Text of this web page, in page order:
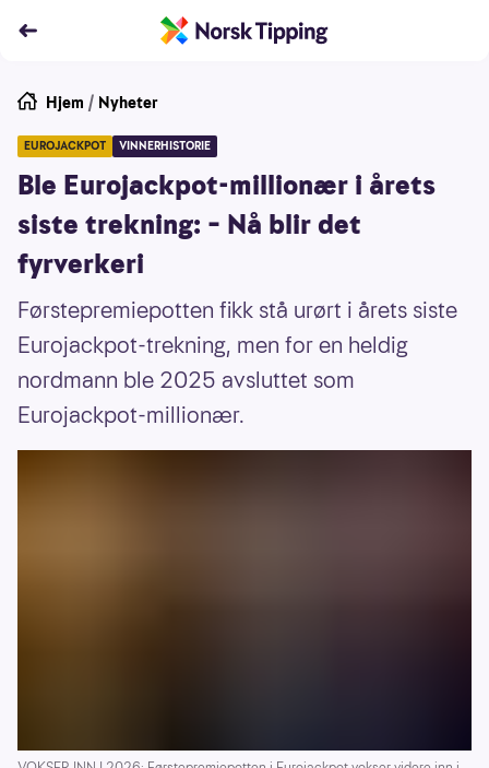
Hjem / Nyheter
EUROJACKPOT VINNERHISTORIE
Ble Eurojackpot-millionær i årets
siste trekning: – Nå blir det
fyrverkeri
Førstepremiepotten fikk stå urørt i årets siste
Eurojackpot-trekning, men for en heldig
nordmann ble 2025 avsluttet som
Eurojackpot-millionær.